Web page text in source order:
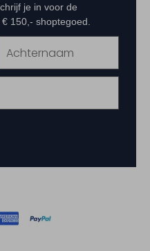
je in voor de
150,- shoptegoed.